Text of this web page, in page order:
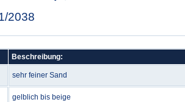
2038
Beschreibung:
sehr feiner Sand
gelblich bis beige